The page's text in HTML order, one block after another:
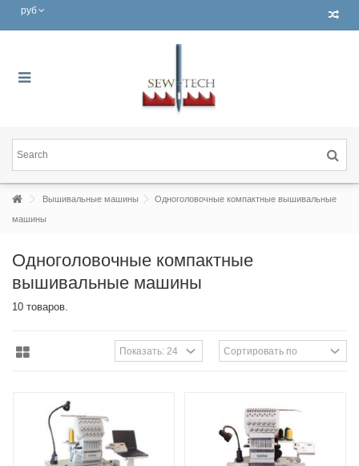
руб
Вышивальные машины Одноголовочные компактные вышивальные
машины
Одноголовочные компактные
вышивальные машины
10 товаров.